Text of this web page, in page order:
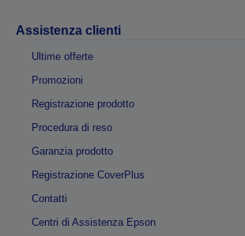
Assistenza clienti
Ultime offerte
Promozioni
Registrazione prodotto
Procedura di reso
Garanzia prodotto
Registrazione CoverPlus
Contatti
Centri di Assistenza Epson